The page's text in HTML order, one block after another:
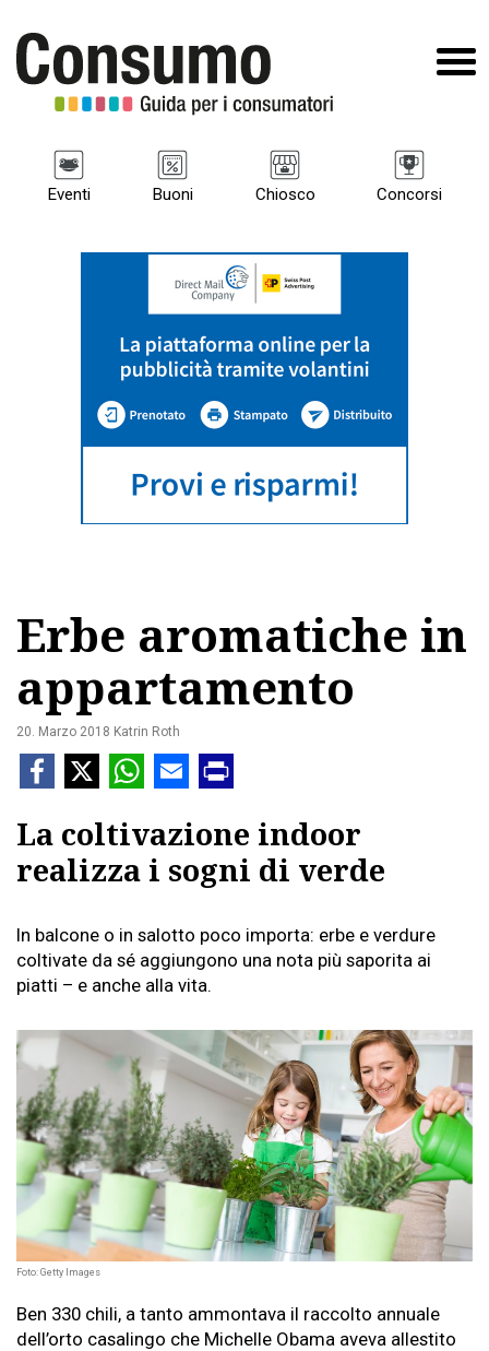
Eventi Buoni Chiosco Concorsi
Erbe aromatiche in
appartamento
20. Marzo 2018 Katrin Roth
La coltivazione indoor
realizza i sogni di verde
In balcone o in salotto poco importa: erbe e verdure
coltivate da sé aggiungono una nota più saporita ai
piatti – e anche alla vita.
Foto: Getty Images
Ben 330 chili, a tanto ammontava il raccolto annuale
dell’orto casalingo che Michelle Obama aveva allestito